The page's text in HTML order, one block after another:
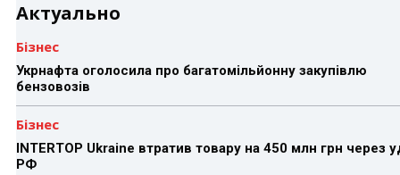
Актуально
Бізнес
Укрнафта оголосила про багатомільйонну закупівлю
бензовозів
Бізнес
INTERTOP Ukraine втратив товару на 450 млн грн через
РФ